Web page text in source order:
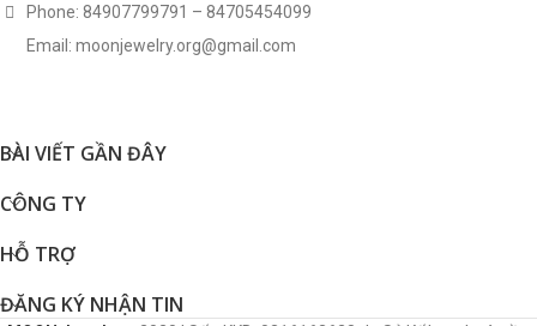
Phone: 84907799791 – 84705454099
Email: moonjewelry.org@gmail.com
BÀI VIẾT GẦN ĐÂY
CÔNG TY
HỖ TRỢ
ĐĂNG KÝ NHẬN TIN